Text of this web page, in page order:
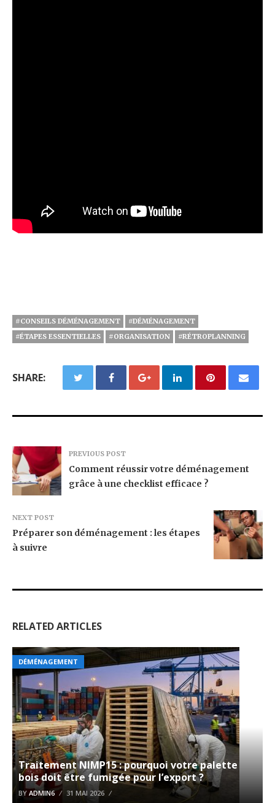
#CONSEILS DÉMÉNAGEMENT
#DÉMÉNAGEMENT
#ÉTAPES ESSENTIELLES
#ORGANISATION #RÉTROPLANNING
SHARE:
PREVIOUS POST
Comment réussir votre déménagement
grâce à une checklist efficace ?
NEXT POST
Préparer son déménagement : les étapes
à suivre
RELATED ARTICLES
DÉMÉNAGEMENT
Traitement NIMP15 : pourquoi votre palette
bois doit être fumigée pour l’export ?
BY ADMIN6 31 MAI 2026